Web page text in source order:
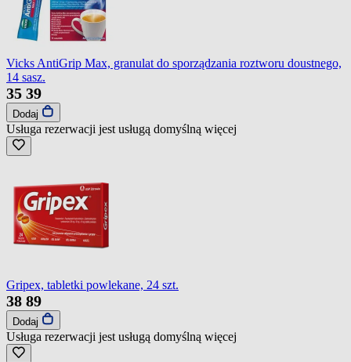
Vicks AntiGrip Max, granulat do sporządzania roztworu doustnego,
14 sasz.
35 39
Dodaj
Usługa rezerwacji jest usługą domyślną więcej
Gripex, tabletki powlekane, 24 szt.
38 89
Dodaj
Usługa rezerwacji jest usługą domyślną więcej